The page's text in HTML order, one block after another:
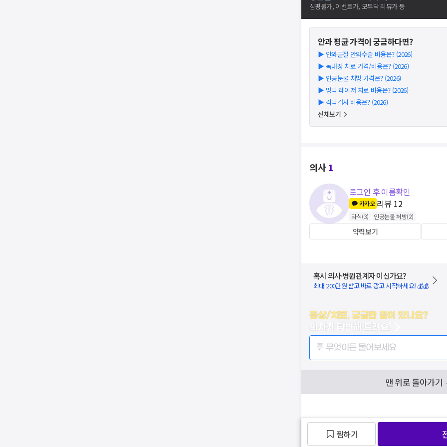
심평원가, 이벤트가, 모두닥 리뷰가 등
안과평균 가격이 궁금하다면?
▶ 안와골절 안와수술 비용은? (2026)
▶ 녹내장 치료 가격/비용은? (2026)
▶ 인공눈물 처방 가격은? (2026)
▶ 망막 레이저 치료 비용은? (2026)
▶ 각막검사 비용은? (2026)
전체보기
의사1
로그인 후 이름확인
카카오 리뷰 12
라식(3) 인공눈물 처방(2)
약력보기
혹시 의사·병원관계자 이신가요?
최대 200만원 받고 바로 광고 시작하세요! 💰💰
증상/치료, 궁금한 점이 있나요?
의사가 답변해 드려요!
💬 무엇이든 물어보세요
맨 위로 돌아가기
찜하기